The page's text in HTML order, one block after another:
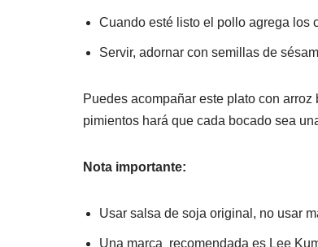
Cuando esté listo el pollo agrega los
Servir, adornar con semillas de
Puedes acompañar este plato con
pimientos hará que cada bocado sea
Nota importante:
Usar salsa de soja original, no usar
Una marca recomendada es Lee